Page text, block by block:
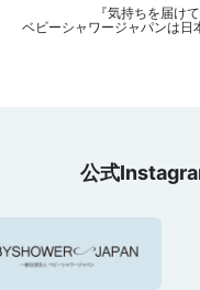
『気持ちを届け
ベビーシャワージャパンは日
公式